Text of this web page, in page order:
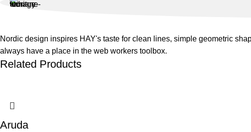
Nordic design inspires HAY's taste for clean lines, simple geometric
always have a place in the web workers toolbox.
Related Products
Aruda